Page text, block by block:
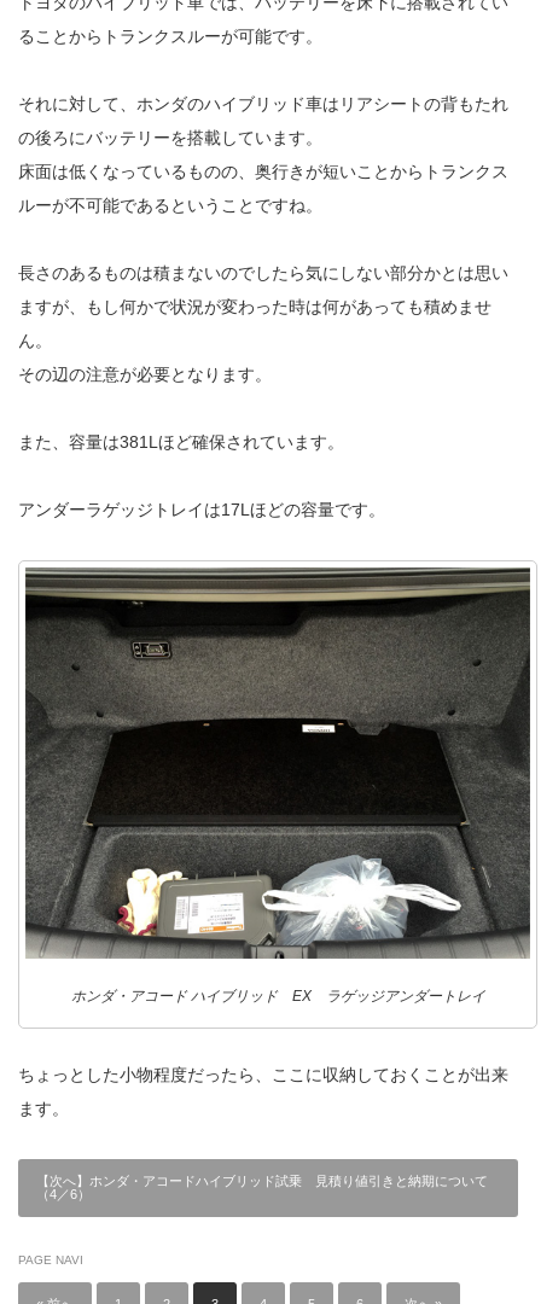
ることからトランクスルーが可能です。
それに対して、ホンダのハイブリッド車はリアシートの背もたれ
の後ろにバッテリーを搭載しています。
床面は低くなっているものの、奥行きが短いことからトランクス
ルーが不可能であるということですね。
長さのあるものは積まないのでしたら気にしない部分かとは思い
ますが、もし何かで状況が変わった時は何があっても積めませ
ん。
その辺の注意が必要となります。
また、容量は381Lほど確保されています。
アンダーラゲッジトレイは17Lほどの容量です。
ホンダ・アコード ハイブリッド EX ラゲッジアンダートレイ
ちょっとした小物程度だったら、ここに収納しておくことが出来
ます。
【次へ】ホンダ・アコードハイブリッド試乗 見積り値引きと納期について
（4／6）
PAGE NAVI